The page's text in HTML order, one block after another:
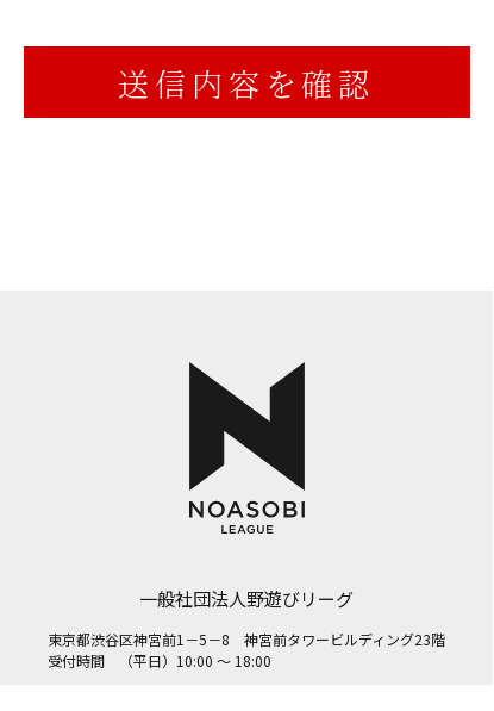
送信内容を確認
一般社団法人野遊びリーグ
東京都渋谷区神宮前1－5－8 神宮前タワービルディング23階
受付時間 （平日）10:00 ～ 18:00